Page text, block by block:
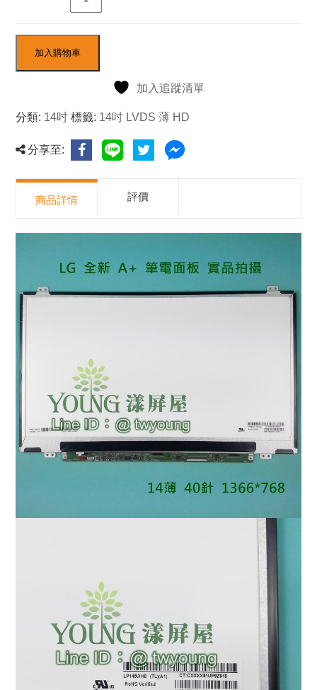
加入購物車
加入追蹤清單
分類: 14吋 標籤: 14吋 LVDS 薄 HD
分享至:
商品詳情 評價